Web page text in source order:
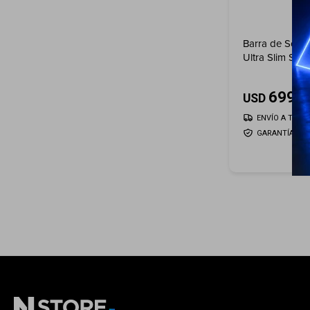
Barra de
Ultra Slim
subwoofer
USD 699
GARANTÍA: 1
ENVÍO A TODO